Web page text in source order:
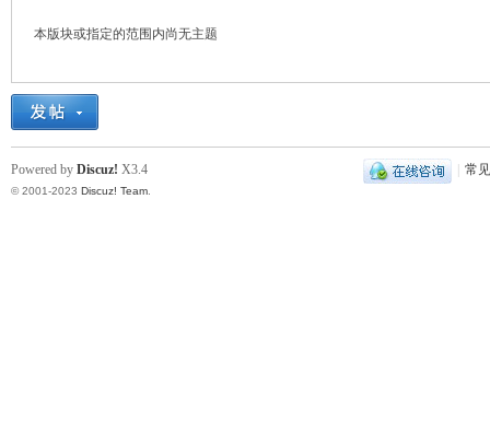
凤
本版块或指定的范围内尚无主题
常
Powered by Discuz! X3.4
© 2001-2023 Discuz! Team